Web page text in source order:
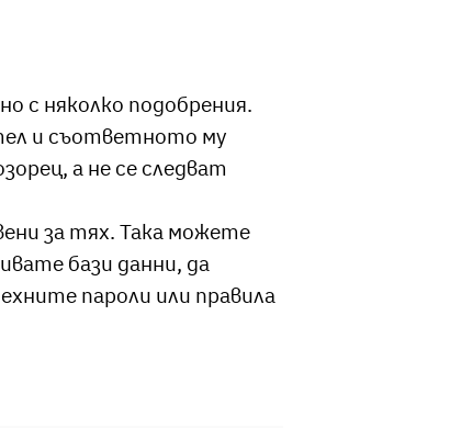
с няколко подобрения.
и съответното му
а не се следват
за тях. Така можете
бази данни, да
пароли или правила